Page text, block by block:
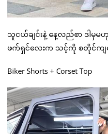
သူငယ်ချင်းနဲ့ နေ့လည်စာ ဒါမှ
ဖက်ရှင်လေးက သင့်ကို စတိုင်ကျန
Biker Shorts + Corset Top